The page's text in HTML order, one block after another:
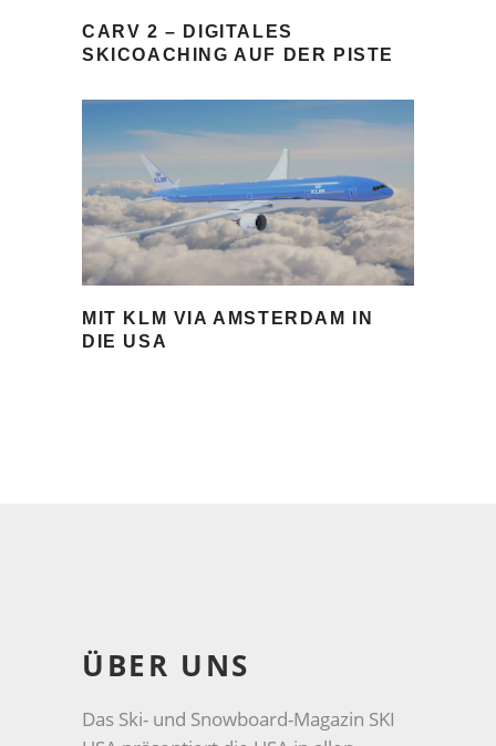
CARV 2 – DIGITALES
SKICOACHING AUF DER PISTE
MIT KLM VIA AMSTERDAM IN
DIE USA
ÜBER UNS
Das Ski- und Snowboard-Magazin SKI